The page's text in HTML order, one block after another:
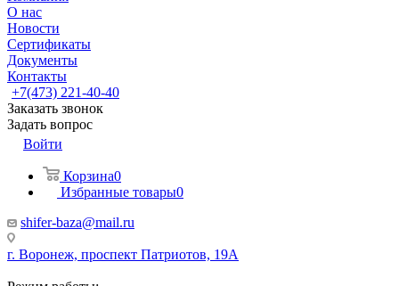
О нас
Новости
Сертификаты
Документы
Контакты
+7(473) 221-40-40
Заказать звонок
Задать вопрос
Войти
Корзина0
Избранные товары0
shifer-baza@mail.ru
г. Воронеж, проспект Патриотов, 19А